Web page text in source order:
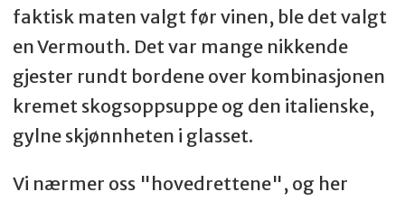
faktisk maten valgt før vinen, ble det valgt
en Vermouth. Det var mange nikkende
gjester rundt bordene over kombinasjonen
kremet skogsoppsuppe og den italienske,
gylne skjønnheten i glasset.
Vi nærmer oss "hovedrettene", og her